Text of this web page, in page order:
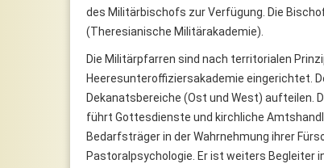
des Militärbischofs zur Verfügung. Die
(Theresianische Militärakademie).
Die Militärpfarren sind nach territorialen
Heeresunteroffiziersakademie eingerichtet.
Dekanatsbereiche (Ost und West) aufteilen.
führt Gottesdienste und kirchliche
Bedarfsträger in der Wahrnehmung ihrer
Pastoralpsychologie. Er ist weiters Begleiter